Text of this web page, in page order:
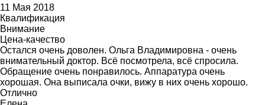
11 Мая 2018
Квалификация
Внимание
Цена-качество
Остался очень доволен. Ольга Владимировна - очень
внимательный доктор. Всё посмотрела, всё спросила.
Обращение очень понравилось. Аппаратура очень
хорошая. Она выписала очки, вижу в них очень хорошо.
Отлично